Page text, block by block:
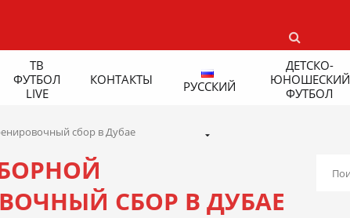
ТВ
ФУТБОЛ
LIVE
КОНТАКТЫ РУССКИЙ
ДЕТСКО-
ЮНОШЕСКИЙ
ФУТБОЛ
сбор в Дубае
СБОР В ДУБАЕ